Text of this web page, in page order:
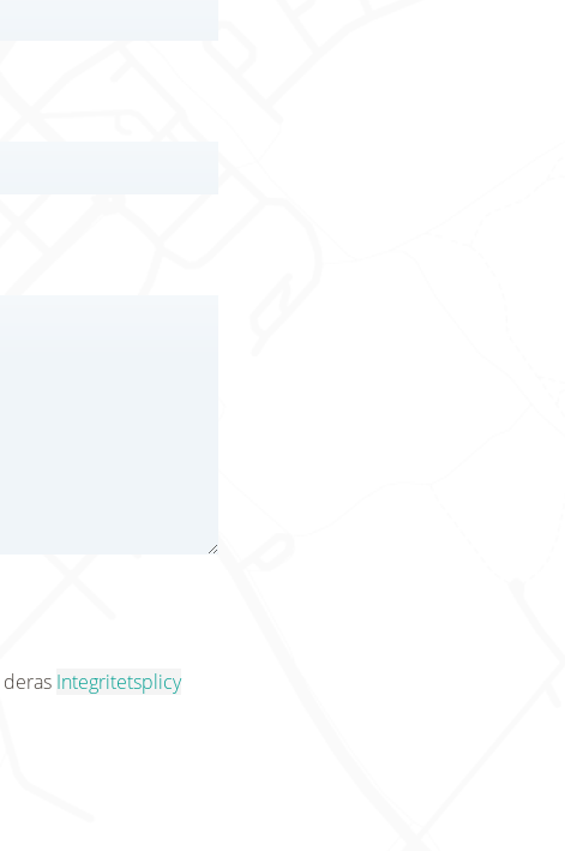
Integritetsplicy